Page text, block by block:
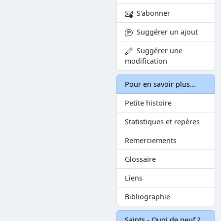
S'abonner
Suggérer un ajout
Suggérer une
modification
Pour en savoir plus...
Petite histoire
Statistiques et repères
Remerciements
Glossaire
Liens
Bibliographie